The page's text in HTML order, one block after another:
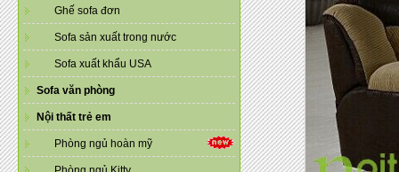
Ghế sofa đơn
Sofa sản xuất trong nước
Sofa xuất khẩu USA
Sofa văn phòng
Nội thất trẻ em
Phòng ngủ hoàn mỹ